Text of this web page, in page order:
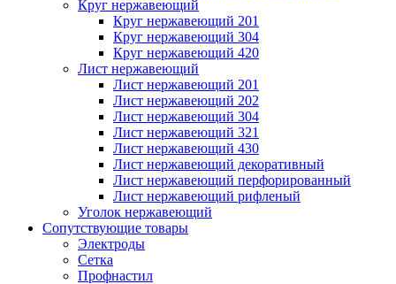
Круг нержавеющий
Круг нержавеющий 201
Круг нержавеющий 304
Круг нержавеющий 420
Лист нержавеющий
Лист нержавеющий 201
Лист нержавеющий 202
Лист нержавеющий 304
Лист нержавеющий 321
Лист нержавеющий 430
Лист нержавеющий декоративный
Лист нержавеющий перфорированный
Лист нержавеющий рифленый
Уголок нержавеющий
Cопутствующие товары
Электроды
Сетка
Профнастил